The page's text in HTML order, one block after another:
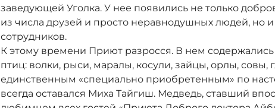
заведующей Уголка. У нее появились не только
из числа друзей и просто неравнодушных людей, но
сотрудников.
К этому времени Приют разросся. В нем содержались
птиц: волки, рыси, маралы, косули, зайцы, орлы, совы,
единственным «специально приобретенным» по
всегда оставался Миха Тайгиш. Медведь, ставший